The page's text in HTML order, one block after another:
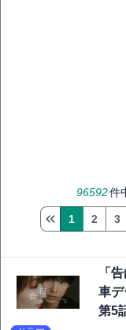
96592件
1 2 3
「
車デ
第5